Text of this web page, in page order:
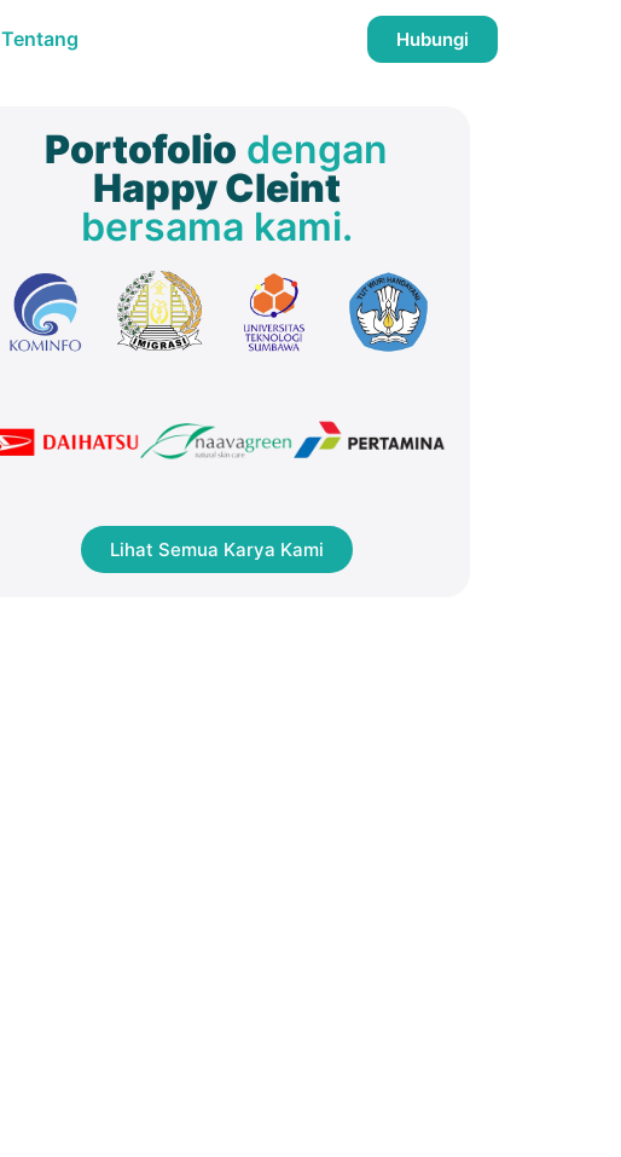
Hubungi
Tentang
Portofolio dengan
Happy Cleint
bersama kami.
Lihat Semua Karya Kami